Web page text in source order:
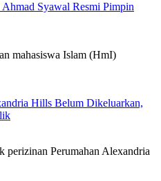
Syawal Resmi Pimpin
mahasiswa Islam (HmI)
Hills Belum Dikeluarkan,
Perumahan Alexandria